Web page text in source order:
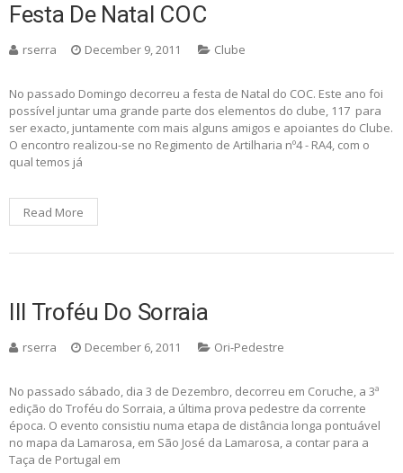
Festa De Natal COC
rserra December 9, 2011 Clube
No passado Domingo decorreu a festa de Natal do COC. Este ano foi
possível juntar uma grande parte dos elementos do clube, 117 para
ser exacto, juntamente com mais alguns amigos e apoiantes do Clube.
O encontro realizou-se no Regimento de Artilharia nº4 - RA4, com o
qual temos já
Read More
III Troféu Do Sorraia
rserra December 6, 2011 Ori-Pedestre
No passado sábado, dia 3 de Dezembro, decorreu em Coruche, a 3ª
edição do Troféu do Sorraia, a última prova pedestre da corrente
época. O evento consistiu numa etapa de distância longa pontuável
no mapa da Lamarosa, em São José da Lamarosa, a contar para a
Taça de Portugal em